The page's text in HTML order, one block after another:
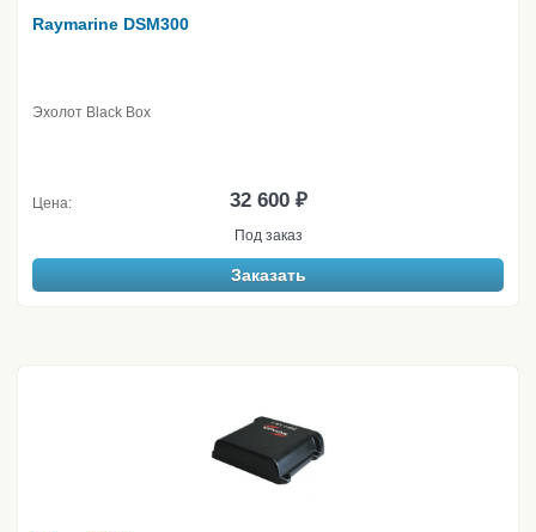
Raymarine DSM300
Эхолот Black Box
Цена: 32 600 ₽
Под заказ
Заказать